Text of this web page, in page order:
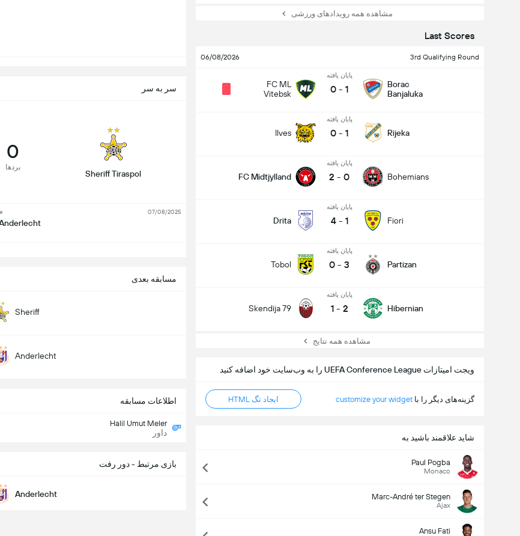
مشاهده همه رویدادهای ورزشی
Last Scores
3rd Qualifying Round
06/08/2026
Borac
Banjaluka
پایان یافته
1
-
0
FC ML
Vitebsk
Rijeka
پایان یافته
1
-
0
Ilves
Bohemians
پایان یافته
0
-
2
FC Midtjylland
Fiori
پایان یافته
1
-
4
Drita
Partizan
پایان یافته
3
-
0
Tobol
Hibernian
پایان یافته
2
-
1
Skendija 79
مشاهده همه نتایج
ویجت امیتازات UEFA Conference League را به وب‌سایت خود اضافه کنید
گزینه‌های دیگر را با customize your widget ایجاد تگ HTML
شاید علاقمند باشید به
Paul Pogba
Monaco
Marc-André ter Stegen
Ajax
Ansu Fati
مسابقه بعدی
Sheriff
Anderlecht
بازی مرتبط - دور رفت
Anderlecht
اطلاعات مسابقه
Halil Umut Meler
داور
سر به سر
Sheriff Tiraspol
0
بردها
07/08/2025